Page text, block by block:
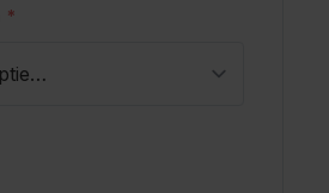
*